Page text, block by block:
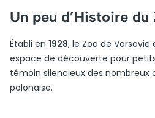
Un peu d’Histoire
Établi en 1928, le Zoo de
espace de découverte pour
témoin silencieux des nombreux
polonaise.